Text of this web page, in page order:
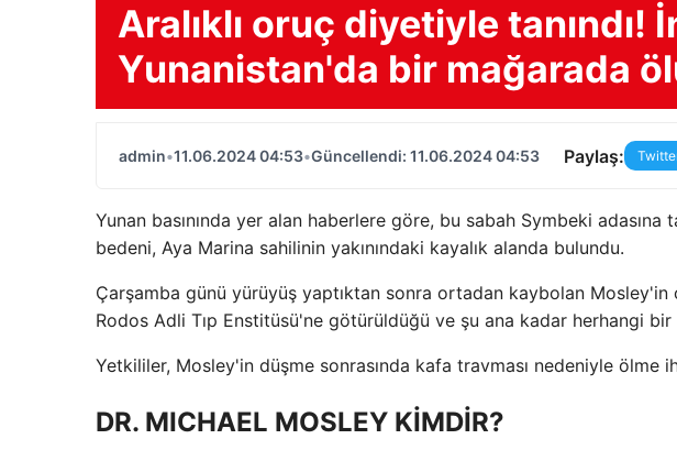
Aralıklı oruç diyetiyle
Yunanistan'da bir mağarada
admin•11.06.2024 04:53•Güncellendi: 11.06.2024 04:53 Paylaş:
Yunan basınında yer alan haberlere göre, bu sabah Symbeki
bedeni, Aya Marina sahilinin yakınındaki kayalık alanda bulundu.
Çarşamba günü yürüyüş yaptıktan sonra ortadan kaybolan
Rodos Adli Tıp Enstitüsü'ne götürüldüğü ve şu ana kadar herhangi bir
Yetkililer, Mosley'in düşme sonrasında kafa travması nedeniyle ölme
DR. MICHAEL MOSLEY KİMDİR?